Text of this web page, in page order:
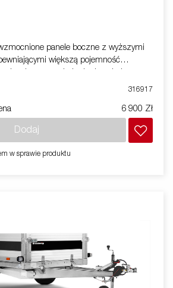
panele boczne z wyższymi
większą pojemność
jest łatwa w załadunku i posiada
i tylny do załadunku dłuższych
haki do mocowania, zapewniające
316917
6 900 Zł
Dodaj
w sprawie produktu